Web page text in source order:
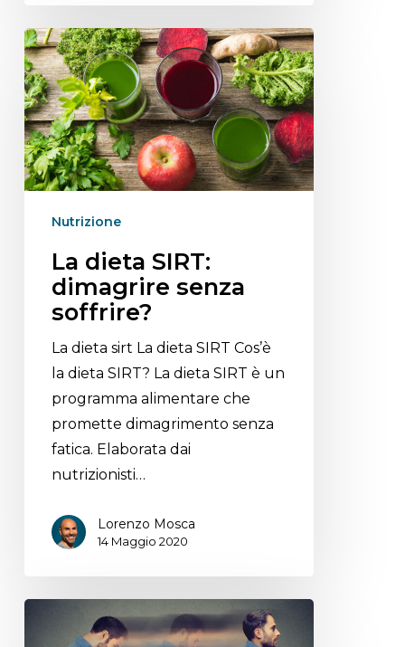
Nutrizione
La dieta SIRT:
dimagrire senza
soffrire?
La dieta sirt La dieta SIRT Cos’è
la dieta SIRT? La dieta SIRT è un
programma alimentare che
promette dimagrimento senza
fatica. Elaborata dai
nutrizionisti…
Lorenzo Mosca
14 Maggio 2020